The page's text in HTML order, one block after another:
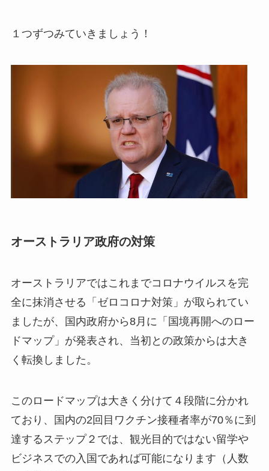
１つずつみていきましょう！
オーストラリア政府の対策
オーストラリアではこれまでコロナウイルスを完
全に抹消させる「ゼロコロナ対策」が取られてい
ましたが、国内政府から8月に「国境再開へのロー
ドマップ」が発表され、当初との政策からは大き
く転換しました。
このロードマップは大きく分けて４段階に分かれ
ており、国内の2回目ワクチン接種者率が70％に到
達するステップ２では、観光目的ではない留学や
ビジネスでの入国であれば可能になります（人数